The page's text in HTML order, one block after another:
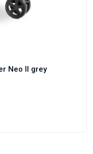
Neo II grey